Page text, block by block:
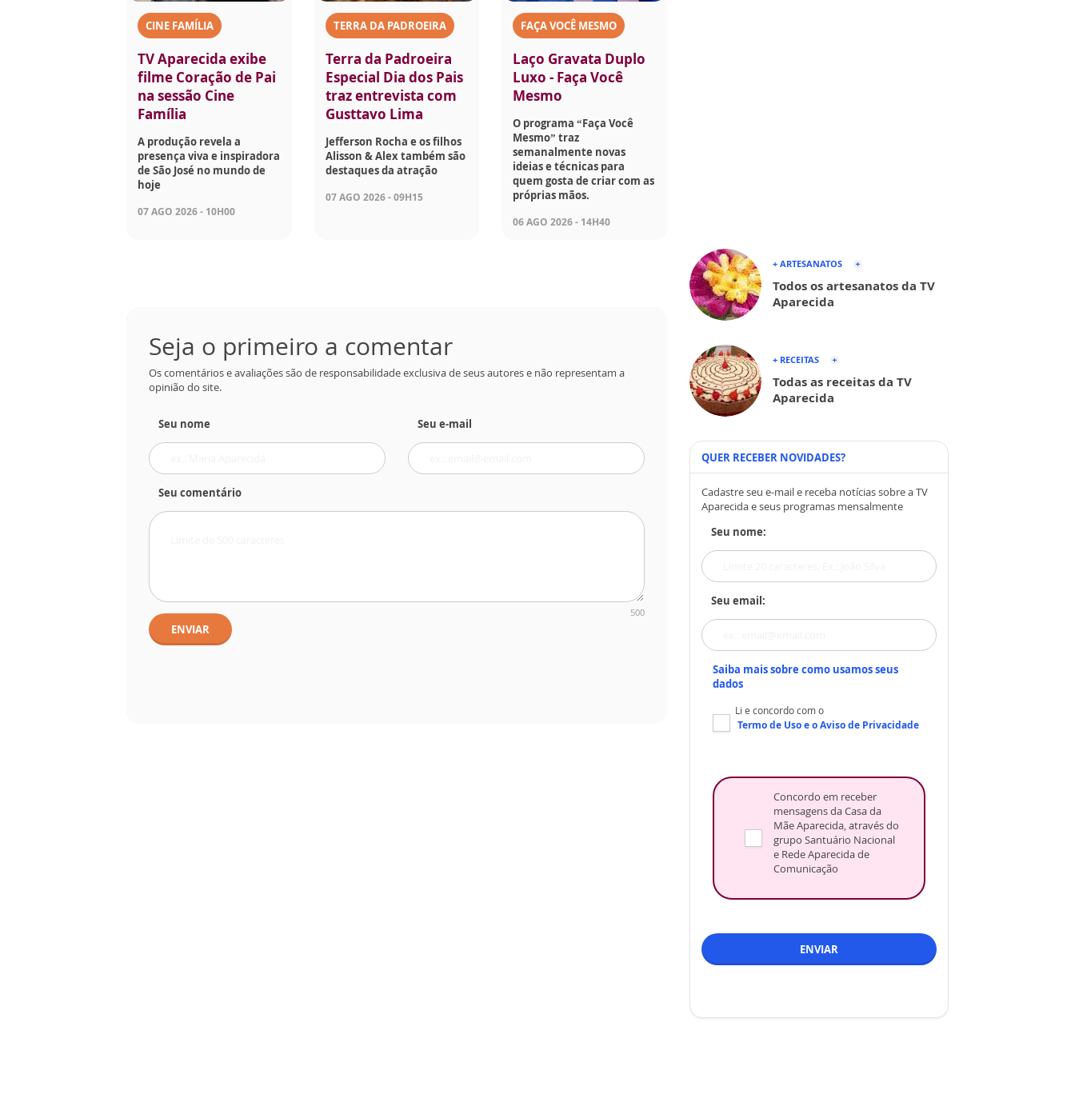
CINE FAMÍLIA
TV Aparecida exibe
filme Coração de Pai
na sessão Cine
Família
A produção revela a
presença viva e inspiradora
de São José no mundo de
hoje
07 AGO 2026 - 10H00
TERRA DA PADROEIRA
Terra da Padroeira
Especial Dia dos Pais
traz entrevista com
Gusttavo Lima
Jefferson Rocha e os filhos
Alisson & Alex também são
destaques da atração
07 AGO 2026 - 09H15
FAÇA VOCÊ MESMO
Laço Gravata Duplo
Luxo - Faça Você
Mesmo
O programa “Faça Você
Mesmo” traz
semanalmente novas
ideias e técnicas para
quem gosta de criar com as
próprias mãos.
06 AGO 2026 - 14H40
Seja o primeiro a comentar
Os comentários e avaliações são de responsabilidade exclusiva de seus autores e não representam a
opinião do site.
Seu nome Seu e-mail
Seu comentário
500
ENVIAR
+ ARTESANATOS
Todos os artesanatos da TV
Aparecida
+ RECEITAS
Todas as receitas da TV
Aparecida
QUER RECEBER NOVIDADES?
Cadastre seu e-mail e receba notícias sobre a TV
Aparecida e seus programas mensalmente
Seu nome:
Seu email:
Saiba mais sobre como usamos seus
dados
Li e concordo com o
Termo de Usoe oAviso de Privacidade
Concordo em receber
mensagens da Casa da
Mãe Aparecida, através do
grupo Santuário Nacional
e Rede Aparecida de
Comunicação
ENVIAR